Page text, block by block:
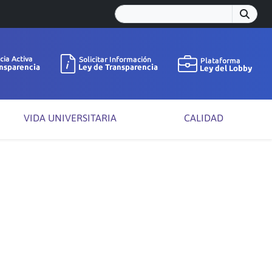
VIDA UNIVERSITARIA CALIDAD